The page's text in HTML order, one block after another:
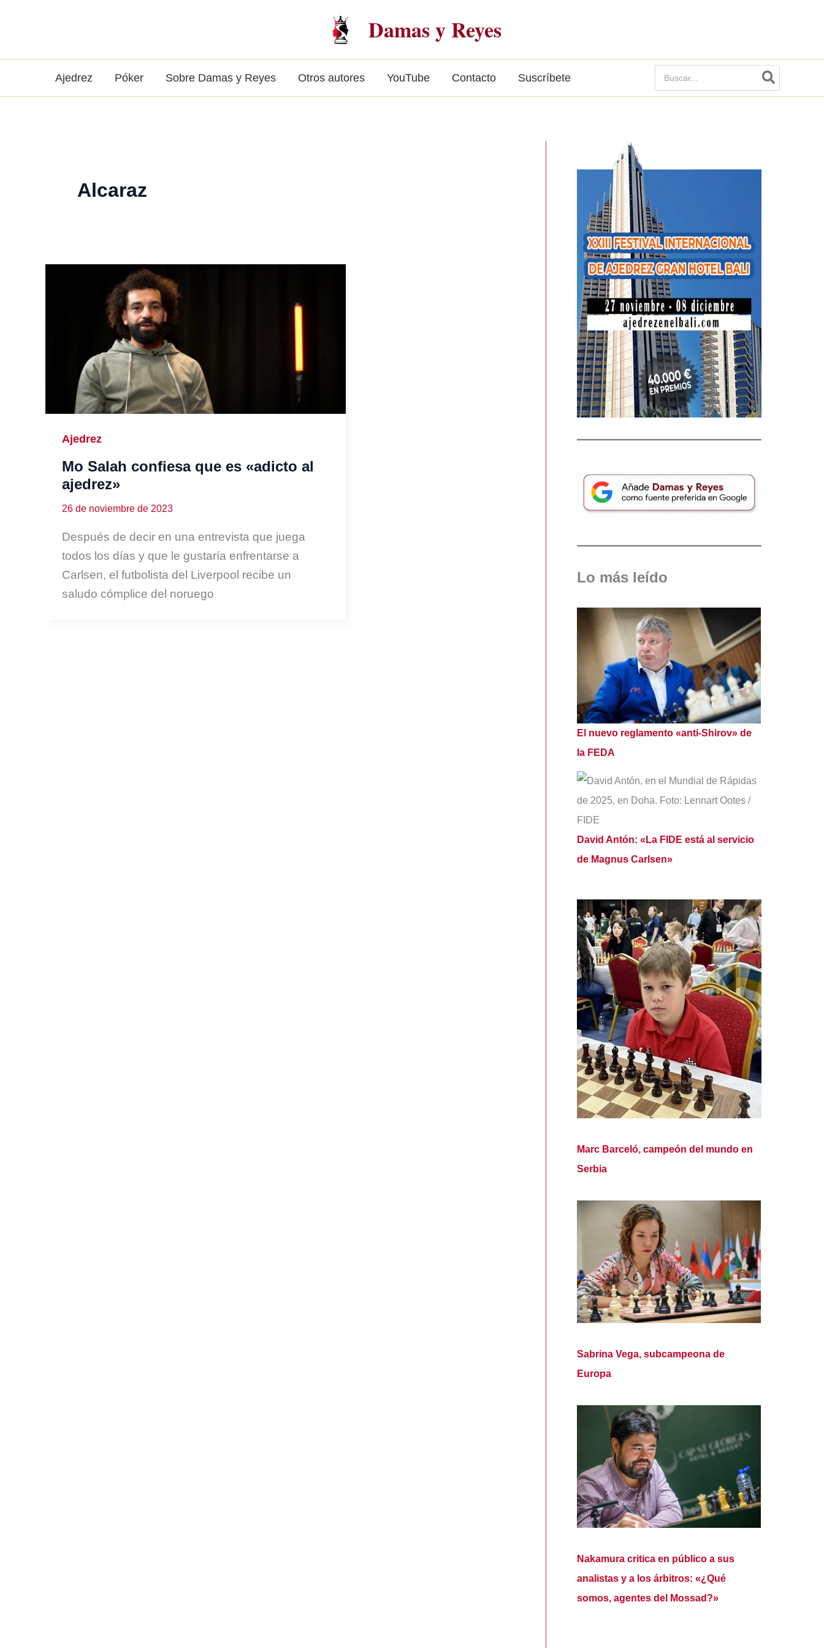
Damas y Reyes
Ajedrez Póker Sobre Damas y Reyes Otros autores YouTube Contacto Suscríbete
por:
Alcaraz
Ajedrez
Mo Salah confiesa que es «adicto al
ajedrez»
26 de noviembre de 2023
Después de decir en una entrevista que juega
todos los días y que le gustaría enfrentarse a
Carlsen, el futbolista del Liverpool recibe un
saludo cómplice del noruego
Lo más leído
El nuevo reglamento «anti-Shirov» de
la FEDA
David Antón: «La FIDE está al servicio
de Magnus Carlsen»
Marc Barceló, campeón del mundo en
Serbia
Sabrina Vega, subcampeona de
Europa
Nakamura critica en público a sus
analistas y a los árbitros: «¿Qué
somos, agentes del Mossad?»